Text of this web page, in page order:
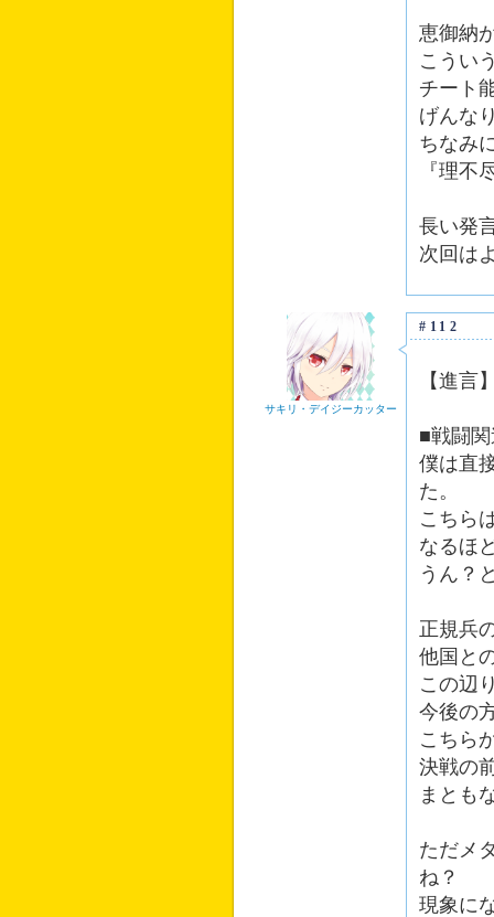
恵御納
こうい
チート
げんな
ちなみ
『理不
長い発
次回は
サキリ・デイジーカッター
#112
【進言
■戦闘
僕は直
た。
こちら
なるほ
うん？
正規兵
他国と
この辺
今後の
こちら
決戦の
まとも
ただメ
ね？
現象に